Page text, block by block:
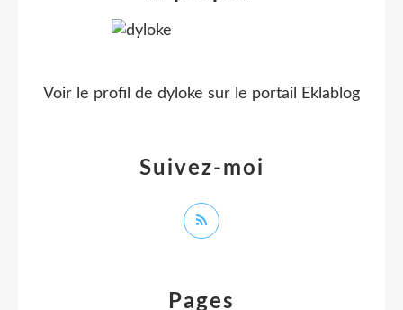
Pages
Suivez-moi
Voir le profil de dyloke sur le portail Eklablog